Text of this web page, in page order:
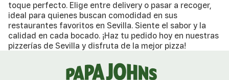
toque perfecto. Elige entre delivery o pasar a recoger,
ideal para quienes buscan comodidad en sus
restaurantes favoritos en Sevilla. Siente el sabor y la
calidad en cada bocado. ¡Haz tu pedido hoy en nuestras
pizzerías de Sevilla y disfruta de la mejor pizza!